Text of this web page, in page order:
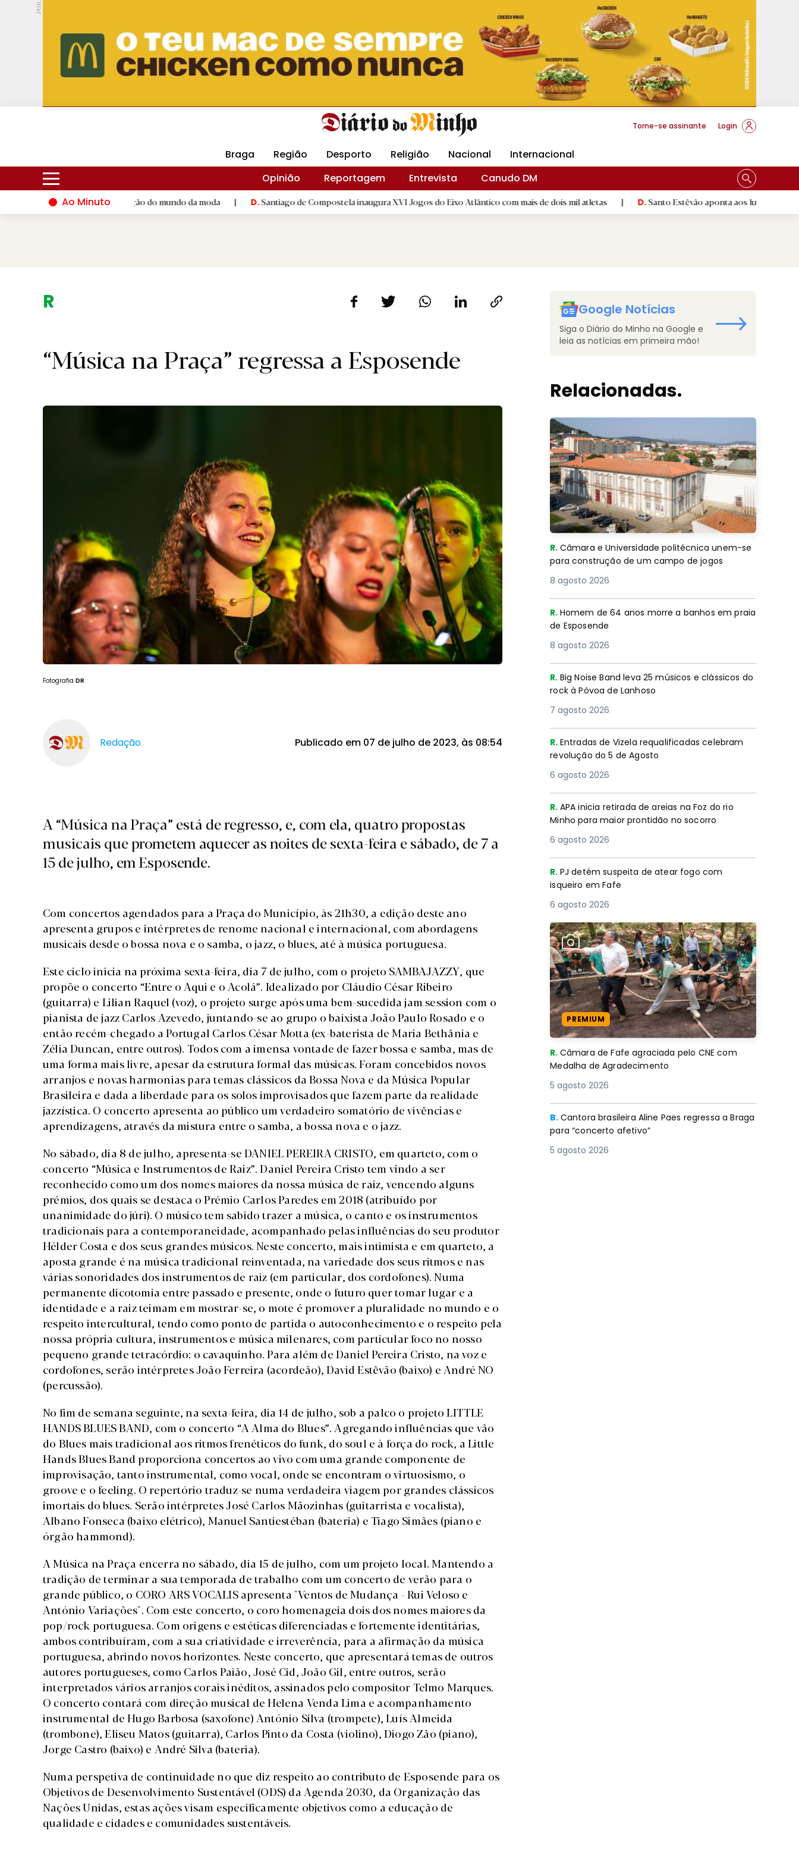
PUB.
Hoje 16ºC 28ºC DMtv Revista Minha Gráfica DM Livraria DM Arquidiocese Braga
Torne-se assinante Login
Braga Região Desporto Religião Nacional
Internacional
Opinião
Reportagem Entrevista
Canudo DM
Ao Minuto
ao talento e à inovação do mundo da moda | D.Santiago de Compostela inaugura XVI Jogos do Eixo Atlântico com mais de dois mil atletas | D.Santo Estêvão aponta aos lugares cimeiros da
Região.
“Música na Praça” regressa a Esposende
Fotografia DR
Redação Publicado em 07 de julho de 2023, às 08:54
A “Música na Praça” está de regresso, e, com ela, quatro propostas
musicais que prometem aquecer as noites de sexta-feira e sábado, de 7 a
15 de julho, em Esposende.
Com concertos agendados para a Praça do Município, às 21h30, a edição deste ano
apresenta grupos e intérpretes de renome nacional e internacional, com abordagens
musicais desde o bossa nova e o samba, o jazz, o blues, até à música portuguesa.
Este ciclo inicia na próxima sexta-feira, dia 7 de julho, com o projeto SAMBAJAZZY, que
propõe o concerto “Entre o Aqui e o Acolá”. Idealizado por Cláudio César Ribeiro
(guitarra) e Lilian Raquel (voz), o projeto surge após uma bem-sucedida jam session com o
pianista de jazz Carlos Azevedo, juntando-se ao grupo o baixista João Paulo Rosado e o
então recém-chegado a Portugal Carlos César Motta (ex-baterista de Maria Bethânia e
Zélia Duncan, entre outros). Todos com a imensa vontade de fazer bossa e samba, mas de
uma forma mais livre, apesar da estrutura formal das músicas. Foram concebidos novos
arranjos e novas harmonias para temas clássicos da Bossa Nova e da Música Popular
Brasileira e dada a liberdade para os solos improvisados que fazem parte da realidade
jazzística. O concerto apresenta ao público um verdadeiro somatório de vivências e
aprendizagens, através da mistura entre o samba, a bossa nova e o jazz.
No sábado, dia 8 de julho, apresenta-se DANIEL PEREIRA CRISTO, em quarteto, com o
concerto “Música e Instrumentos de Raiz”. Daniel Pereira Cristo tem vindo a ser
reconhecido como um dos nomes maiores da nossa música de raiz, vencendo alguns
prémios, dos quais se destaca o Prémio Carlos Paredes em 2018 (atribuído por
unanimidade do júri). O músico tem sabido trazer a música, o canto e os instrumentos
tradicionais para a contemporaneidade, acompanhado pelas influências do seu produtor
Hélder Costa e dos seus grandes músicos. Neste concerto, mais intimista e em quarteto, a
aposta grande é na música tradicional reinventada, na variedade dos seus ritmos e nas
várias sonoridades dos instrumentos de raiz (em particular, dos cordofones). Numa
permanente dicotomia entre passado e presente, onde o futuro quer tomar lugar e a
identidade e a raiz teimam em mostrar-se, o mote é promover a pluralidade no mundo e o
respeito intercultural, tendo como ponto de partida o autoconhecimento e o respeito pela
nossa própria cultura, instrumentos e música milenares, com particular foco no nosso
pequeno grande tetracórdio: o cavaquinho. Para além de Daniel Pereira Cristo, na voz e
cordofones, serão intérpretes João Ferreira (acordeão), David Estêvão (baixo) e André NO
(percussão).
No fim de semana seguinte, na sexta-feira, dia 14 de julho, sob a palco o projeto LITTLE
HANDS BLUES BAND, com o concerto “A Alma do Blues”. Agregando influências que vão
do Blues mais tradicional aos ritmos frenéticos do funk, do soul e à força do rock, a Little
Hands Blues Band proporciona concertos ao vivo com uma grande componente de
improvisação, tanto instrumental, como vocal, onde se encontram o virtuosismo, o
groove e o feeling. O repertório traduz-se numa verdadeira viagem por grandes clássicos
imortais do blues. Serão intérpretes José Carlos Mãozinhas (guitarrista e vocalista),
Albano Fonseca (baixo elétrico), Manuel Santiestéban (bateria) e Tiago Simães (piano e
órgão hammond).
A Música na Praça encerra no sábado, dia 15 de julho, com um projeto local. Mantendo a
tradição de terminar a sua temporada de trabalho com um concerto de verão para o
grande público, o CORO ARS VOCALIS apresenta "Ventos de Mudança - Rui Veloso e
António Variações". Com este concerto, o coro homenageia dois dos nomes maiores da
pop/rock portuguesa. Com origens e estéticas diferenciadas e fortemente identitárias,
ambos contribuíram, com a sua criatividade e irreverência, para a afirmação da música
portuguesa, abrindo novos horizontes. Neste concerto, que apresentará temas de outros
autores portugueses, como Carlos Paião, José Cid, João Gil, entre outros, serão
interpretados vários arranjos corais inéditos, assinados pelo compositor Telmo Marques.
O concerto contará com direção musical de Helena Venda Lima e acompanhamento
instrumental de Hugo Barbosa (saxofone) António Silva (trompete), Luís Almeida
(trombone), Eliseu Matos (guitarra), Carlos Pinto da Costa (violino), Diogo Zão (piano),
Jorge Castro (baixo) e André Silva (bateria).
Numa perspetiva de continuidade no que diz respeito ao contributo de Esposende para os
Objetivos de Desenvolvimento Sustentável (ODS) da Agenda 2030, da Organização das
Nações Unidas, estas ações visam especificamente objetivos como a educação de
qualidade e cidades e comunidades sustentáveis.
Google Notícias
Siga o Diário do Minho na Google e
leia as notícias em primeira mão!
Relacionadas.
R. Câmara e Universidade politécnica unem-se
para construção de um campo de jogos
8 agosto 2026
R. Homem de 64 anos morre a banhos em praia
de Esposende
8 agosto 2026
R. Big Noise Band leva 25 músicos e clássicos do
rock à Póvoa de Lanhoso
7 agosto 2026
R. Entradas de Vizela requalificadas celebram
revolução do 5 de Agosto
6 agosto 2026
R. APA inicia retirada de areias na Foz do rio
Minho para maior prontidão no socorro
6 agosto 2026
R. PJ detém suspeita de atear fogo com
isqueiro em Fafe
6 agosto 2026
PREMIUM
R. Câmara de Fafe agraciada pelo CNE com
Medalha de Agradecimento
5 agosto 2026
B. Cantora brasileira Aline Paes regressa a Braga
para “concerto afetivo”
5 agosto 2026